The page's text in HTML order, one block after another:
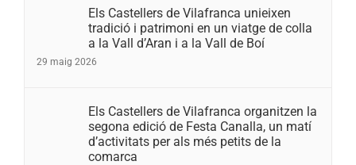
Els Castellers de Vilafranca unieixen
tradició i patrimoni en un viatge de colla
a la Vall d’Aran i a la Vall de Boí
29 maig 2026
Els Castellers de Vilafranca organitzen la
segona edició de Festa Canalla, un matí
d’activitats per als més petits de la
comarca